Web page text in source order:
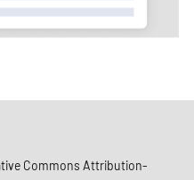
Commons Attribution-